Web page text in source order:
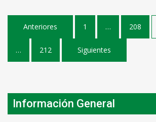
Paginación
entradas
Anteriores 1 … 208
… 212 Siguientes
Información General